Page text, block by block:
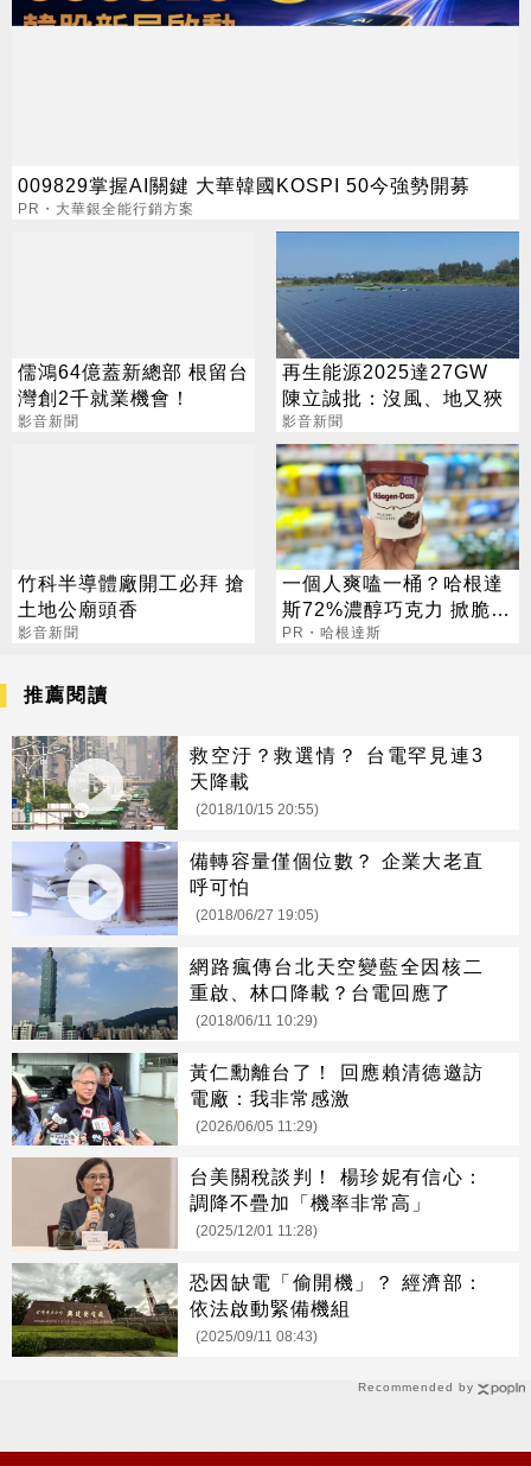
009829掌握AI關鍵 大華韓國KOSPI 50今強勢開募
PR・大華銀全能行銷方案
儒鴻64億蓋新總部 根留台
灣創2千就業機會！
影音新聞
再生能源2025達27GW
陳立誠批：沒風、地又狹
影音新聞
竹科半導體廠開工必拜 搶
土地公廟頭香
影音新聞
一個人爽嗑一桶？哈根達
斯72%濃醇巧克力 掀脆友
共鳴
PR・哈根達斯
Recommended by
推薦閱讀
救空汙？救選情？ 台電罕見連3
天降載
(2018/10/15 20:55)
備轉容量僅個位數？ 企業大老直
呼可怕
(2018/06/27 19:05)
網路瘋傳台北天空變藍全因核二
重啟、林口降載？台電回應了
(2018/06/11 10:29)
黃仁勳離台了！ 回應賴清德邀訪
電廠：我非常感激
(2026/06/05 11:29)
台美關稅談判！ 楊珍妮有信心：
調降不疊加「機率非常高」
(2025/12/01 11:28)
恐因缺電「偷開機」？ 經濟部：
依法啟動緊備機組
(2025/09/11 08:43)